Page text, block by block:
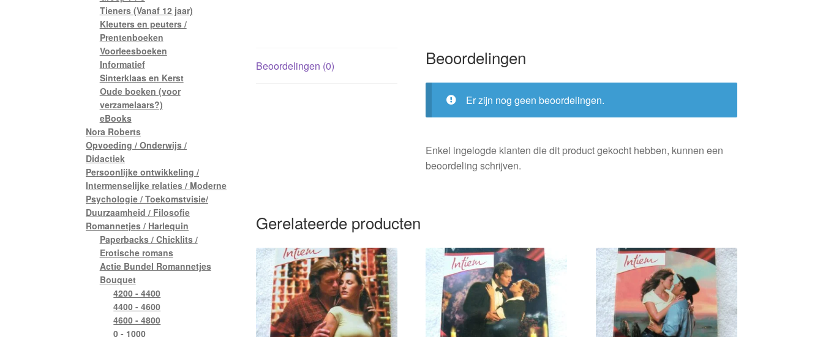
Beoordelingen (0) Beoordelingen
Er zijn nog geen beoordelingen.
Enkel ingelogde klanten die dit product gekocht hebben, kunnen een
beoordeling schrijven.
Gerelateerde producten
Tieners (Vanaf 12 jaar)
Kleuters en peuters /
Prentenboeken
Voorleesboeken
Informatief
Sinterklaas en Kerst
Oude boeken (voor
verzamelaars?)
eBooks
Nora Roberts
Opvoeding / Onderwijs /
Didactiek
Persoonlijke ontwikkeling /
Intermenselijke relaties / Moderne
Psychologie / Toekomstvisie/
Duurzaamheid / Filosofie
Romannetjes / Harlequin
Paperbacks / Chicklits /
Erotische romans
Actie Bundel Romannetjes
Bouquet
4200 - 4400
4400 - 4600
4600 - 4800
0 - 1000